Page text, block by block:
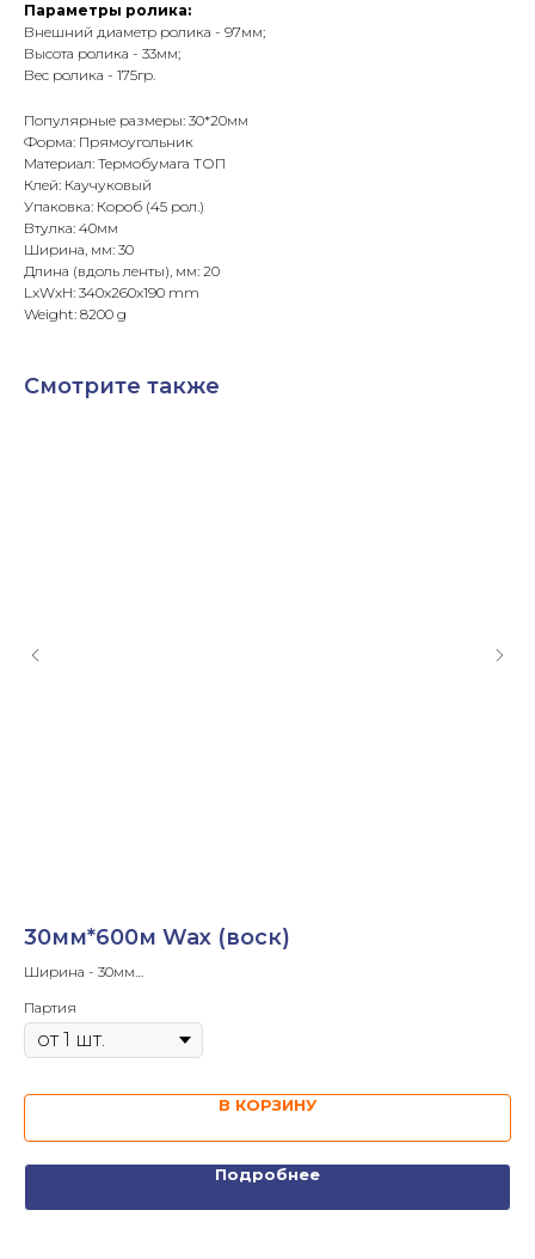
Параметры ролика:
Внешний диаметр ролика - 97мм;
Высота ролика - 33мм;
Вес ролика - 175гр.
Популярные размеры: 30*20мм
Форма: Прямоугольник
Материал: Термобумага ТОП
Клей: Каучуковый
Упаковка: Короб (45 рол.)
Втулка: 40мм
Ширина, мм: 30
Длина (вдоль ленты), мм: 20
LxWxH: 340x260x190 mm
Weight: 8200 g
Смотрите также
30мм*600м Wax (воск)
Ширина - 30мм
Диаметр втулки - 1'
Намотка - OUT
Партия
В КОРЗИНУ
Подробнее